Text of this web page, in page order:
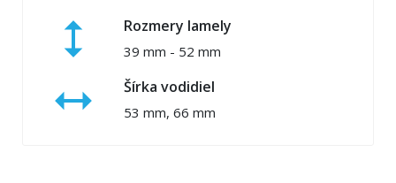
Rozmery lamely
39 mm - 52 mm
Šírka vodidiel
53 mm, 66 mm